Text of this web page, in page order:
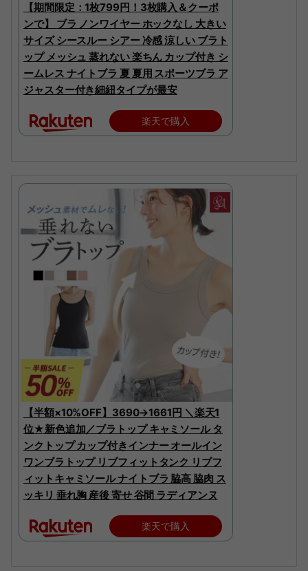
【期間限定：1枚799円！3枚購入＆クーポ
ンで】 ブラ ノンワイヤー ホックなし 大きい
サイズ シースルー シアー 冷感 涼しい ブラト
ップ メッシュ 蒸れない 楽ちん カップ付き シ
ームレス ナイトブラ 夏 夏用 スポーツブラ ア
ジャスター付き細紐タイプが最安
楽天で購入
【半額×10%OFF】3690→1661円 ＼楽天1
位★新色追加／ブラトップ キャミソール タ
ンクトップ カップ付きインナー オールイン
ワンブラトップ リブフィットタンク リブフ
ィットキャミソール ナイトブラ 脇高 脇肉 ス
ッキリ 垂れ胸 産後 寄せ 谷間 ラディアンヌ
楽天で購入